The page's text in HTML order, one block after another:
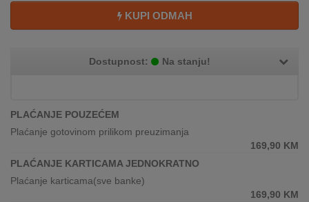
IZ
DIGITALIS
KUPI ODMAH
Dostupnost: Na stanju!
PLAĆANJE POUZEĆEM
Plaćanje gotovinom prilikom preuzimanja
169,90 KM
PLAĆANJE KARTICAMA JEDNOKRATNO
Plaćanje karticama(sve banke)
169,90 KM